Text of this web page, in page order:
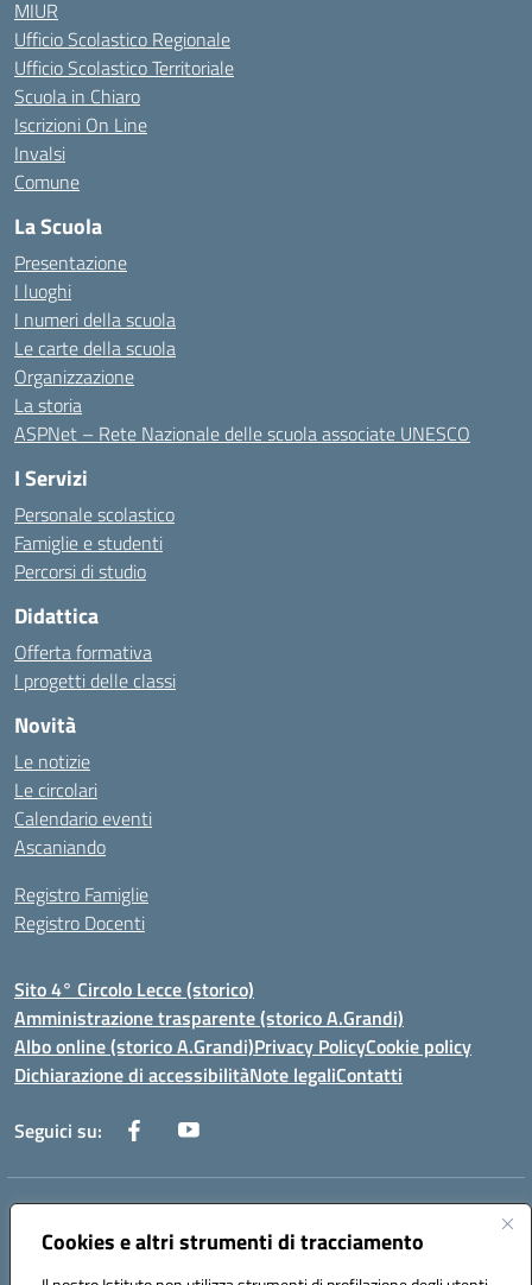
Cookies e altri strumenti di tracciamento
MIUR
Ufficio Scolastico Regionale
Ufficio Scolastico Territoriale
Scuola in Chiaro
Iscrizioni On Line
Invalsi
Comune
La Scuola
Presentazione
I luoghi
I numeri della scuola
Le carte della scuola
Organizzazione
La storia
ASPNet – Rete Nazionale delle scuola associate UNESCO
I Servizi
Personale scolastico
Famiglie e studenti
Percorsi di studio
Didattica
Offerta formativa
I progetti delle classi
Novità
Le notizie
Le circolari
Calendario eventi
Ascaniando
Registro Famiglie
Registro Docenti
Sito 4° Circolo Lecce (storico)
Amministrazione trasparente (storico A.Grandi)
Albo online (storico A.Grandi)Privacy PolicyCookie policy
Dichiarazione di accessibilitàNote legaliContatti
Seguici su:
Indirizzo:
Centralino:0832/346889 Email:leic8av008@istruzione.it